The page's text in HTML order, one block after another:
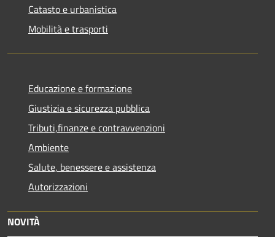
Catasto e urbanistica
Mobilità e trasporti
Educazione e formazione
Giustizia e sicurezza pubblica
Tributi,finanze e contravvenzioni
Ambiente
Salute, benessere e assistenza
Autorizzazioni
NOVITÀ